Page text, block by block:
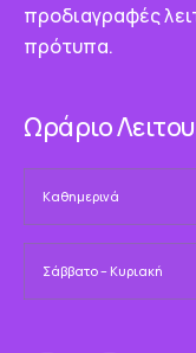
προδιαγραφές
πρότυπα.
Ωράριο
Καθημερινά
Σάββατο – Κυριακή